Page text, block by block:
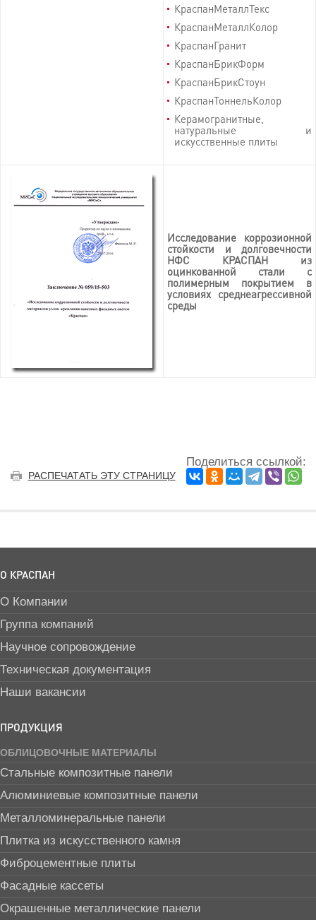
КраспанМеталлТекс
КраспанМеталлКолор
КраспанГранит
КраспанБрикФорм
КраспанБрикСтоун
КраспанТоннельКолор
Керамогранитные,
натуральные и
искусственные плиты
Исследование коррозионной
стойкости и долговечности
НФС КРАСПАН из
оцинкованной стали с
полимерным покрытием в
условиях среднеагрессивной
среды
РАСПЕЧАТАТЬ ЭТУ СТРАНИЦУ
Поделиться ссылкой:
О КРАСПАН
О Компании
Группа компаний
Научное сопровождение
Техническая документация
Наши вакансии
ПРОДУКЦИЯ
ОБЛИЦОВОЧНЫЕ МАТЕРИАЛЫ
Стальные композитные панели
Алюминиевые композитные панели
Металломинеральные панели
Плитка из искусственного камня
Фиброцементные плиты
Фасадные кассеты
Окрашенные металлические панели